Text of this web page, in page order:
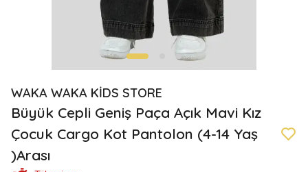
WAKA WAKA KİDS STORE
Büyük Cepli Geniş Paça Açık Mavi Kız
Çocuk Cargo Kot Pantolon (4-14 Yaş
)Arası